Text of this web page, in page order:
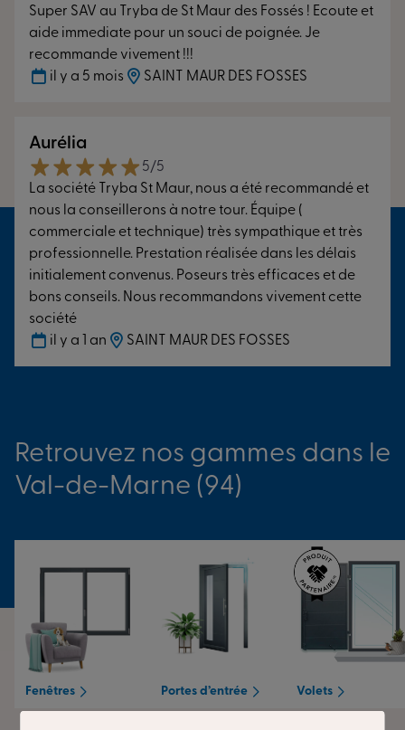
Super SAV au Tryba de St Maur des Fossés ! Ecoute et
aide immediate pour un souci de poignée. Je
recommande vivement !!!
il y a 5 mois
SAINT MAUR DES FOSSES
Aurélia
5/5
La société Tryba St Maur, nous a été recommandé et
nous la conseillerons à notre tour. Équipe (
commerciale et technique) très sympathique et très
professionnelle. Prestation réalisée dans les délais
initialement convenus. Poseurs très efficaces et de
bons conseils. Nous recommandons vivement cette
société
il y a 1 an
SAINT MAUR DES FOSSES
Retrouvez nos gammes dans le
Val-de-Marne (94)
Fenêtres Portes d’entrée Volets